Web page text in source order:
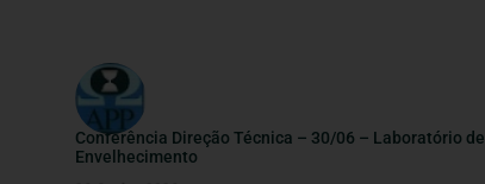
Conferência Direção Técnica – 30/06 – Laboratório de
Envelhecimento